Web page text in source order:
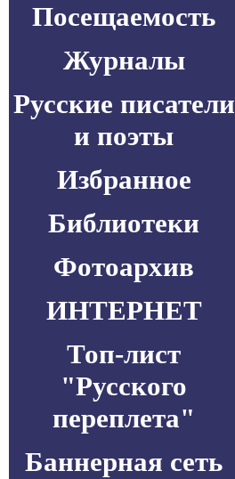
Посещаемость
Журналы
Русские писатели
и поэты
Избранное
Библиотеки
Фотоархив
ИНТЕРНЕТ
Топ-лист
"Русского
переплета"
Баннерная сеть